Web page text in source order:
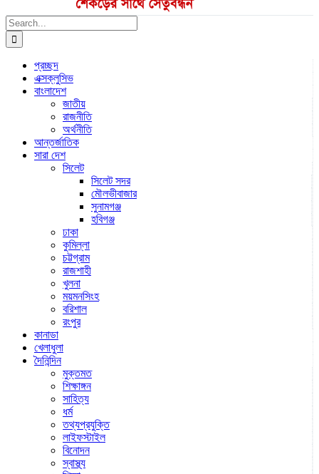
Search
for:
প্রচ্ছদ
এক্সক্লুসিভ
বাংলাদেশ
জাতীয়
রাজনীতি
অর্থনীতি
আন্তর্জাতিক
সারা দেশ
সিলেট
সিলেট সদর
মৌলভীবাজার
সুনামগঞ্জ
হবিগঞ্জ
ঢাকা
কুমিল্লা
চট্টগ্রাম
রাজশাহী
খুলনা
ময়মনসিংহ
বরিশাল
রংপুর
কানাডা
খেলাধুলা
দৈনিন্দিন
মুক্তমত
শিক্ষাঙ্গন
সাহিত্য
ধর্ম
তথ্যপ্রযুক্তি
লাইফস্টাইল
বিনোদন
স্বাস্থ্য